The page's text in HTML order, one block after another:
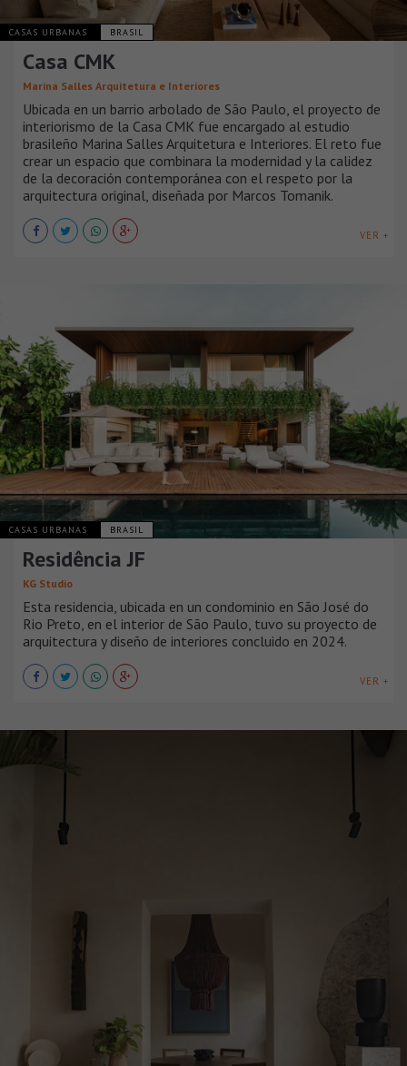
CASAS URBANAS BRASIL
Casa CMK
Marina Salles Arquitetura e Interiores
Ubicada en un barrio arbolado de São Paulo, el proyecto de
interiorismo de la Casa CMK fue encargado al estudio
brasileño Marina Salles Arquitetura e Interiores. El reto fue
crear un espacio que combinara la modernidad y la calidez
de la decoración contemporánea con el respeto por la
arquitectura original, diseñada por Marcos Tomanik.
VER +
CASAS URBANAS BRASIL
Residência JF
KG Studio
Esta residencia, ubicada en un condominio en São José do
Rio Preto, en el interior de São Paulo, tuvo su proyecto de
arquitectura y diseño de interiores concluido en 2024.
VER +